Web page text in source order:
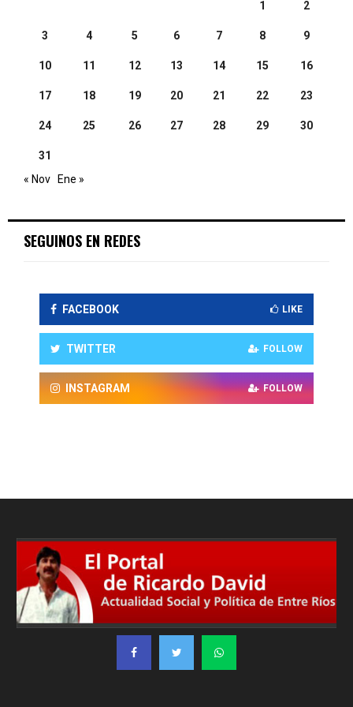
1 2
3 4 5 6 7 8 9
10 11 12 13 14 15 16
17 18 19 20 21 22 23
24 25 26 27 28 29 30
31
« Nov
Ene »
SEGUINOS EN REDES
FACEBOOK LIKE
TWITTER FOLLOW
INSTAGRAM FOLLOW